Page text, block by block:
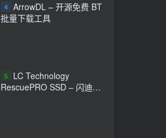
4 ArrowDL – 开源免费 BT
批量下载工具
5
LC Technology
RescuePRO SSD – 闪迪固